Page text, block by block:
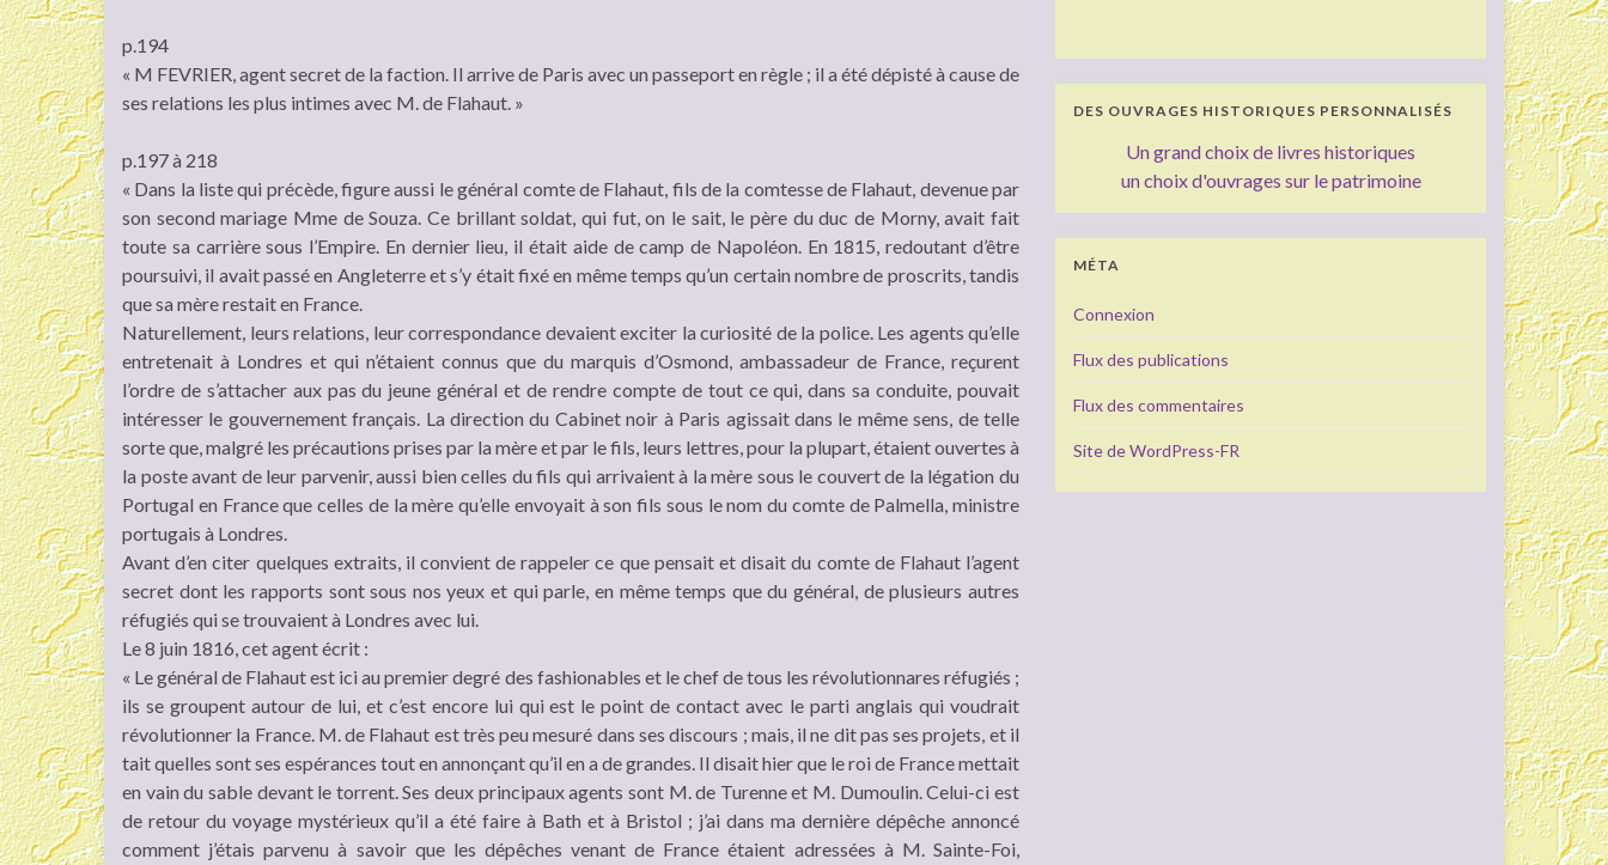
p.194
« M FEVRIER, agent secret de la faction. Il arrive de Paris avec un passeport en règle ; il a été dépisté à cause de
ses relations les plus intimes avec M. de Flahaut. »
p.197 à 218
« Dans la liste qui précède, figure aussi le général comte de Flahaut, fils de la comtesse de Flahaut, devenue par
son second mariage Mme de Souza. Ce brillant soldat, qui fut, on le sait, le père du duc de Morny, avait fait
toute sa carrière sous l’Empire. En dernier lieu, il était aide de camp de Napoléon. En 1815, redoutant d’être
poursuivi, il avait passé en Angleterre et s’y était fixé en même temps qu’un certain nombre de proscrits, tandis
que sa mère restait en France.
Naturellement, leurs relations, leur correspondance devaient exciter la curiosité de la police. Les agents qu’elle
entretenait à Londres et qui n’étaient connus que du marquis d’Osmond, ambassadeur de France, reçurent
l’ordre de s’attacher aux pas du jeune général et de rendre compte de tout ce qui, dans sa conduite, pouvait
intéresser le gouvernement français. La direction du Cabinet noir à Paris agissait dans le même sens, de telle
sorte que, malgré les précautions prises par la mère et par le fils, leurs lettres, pour la plupart, étaient ouvertes à
la poste avant de leur parvenir, aussi bien celles du fils qui arrivaient à la mère sous le couvert de la légation du
Portugal en France que celles de la mère qu’elle envoyait à son fils sous le nom du comte de Palmella, ministre
portugais à Londres.
Avant d’en citer quelques extraits, il convient de rappeler ce que pensait et disait du comte de Flahaut l’agent
secret dont les rapports sont sous nos yeux et qui parle, en même temps que du général, de plusieurs autres
réfugiés qui se trouvaient à Londres avec lui.
Le 8 juin 1816, cet agent écrit :
« Le général de Flahaut est ici au premier degré des fashionables et le chef de tous les révolutionnares réfugiés ;
ils se groupent autour de lui, et c’est encore lui qui est le point de contact avec le parti anglais qui voudrait
révolutionner la France. M. de Flahaut est très peu mesuré dans ses discours ; mais, il ne dit pas ses projets, et il
tait quelles sont ses espérances tout en annonçant qu’il en a de grandes. Il disait hier que le roi de France mettait
en vain du sable devant le torrent. Ses deux principaux agents sont M. de Turenne et M. Dumoulin. Celui-ci est
de retour du voyage mystérieux qu’il a été faire à Bath et à Bristol ; j’ai dans ma dernière dépêche annoncé
comment j’étais parvenu à savoir que les dépêches venant de France étaient adressées à M. Sainte-Foi,
DES OUVRAGES HISTORIQUES PERSONNALISÉS
Un grand choix de livres historiques
un choix d'ouvrages sur le patrimoine
MÉTA
Connexion
Flux des publications
Flux des commentaires
Site de WordPress-FR